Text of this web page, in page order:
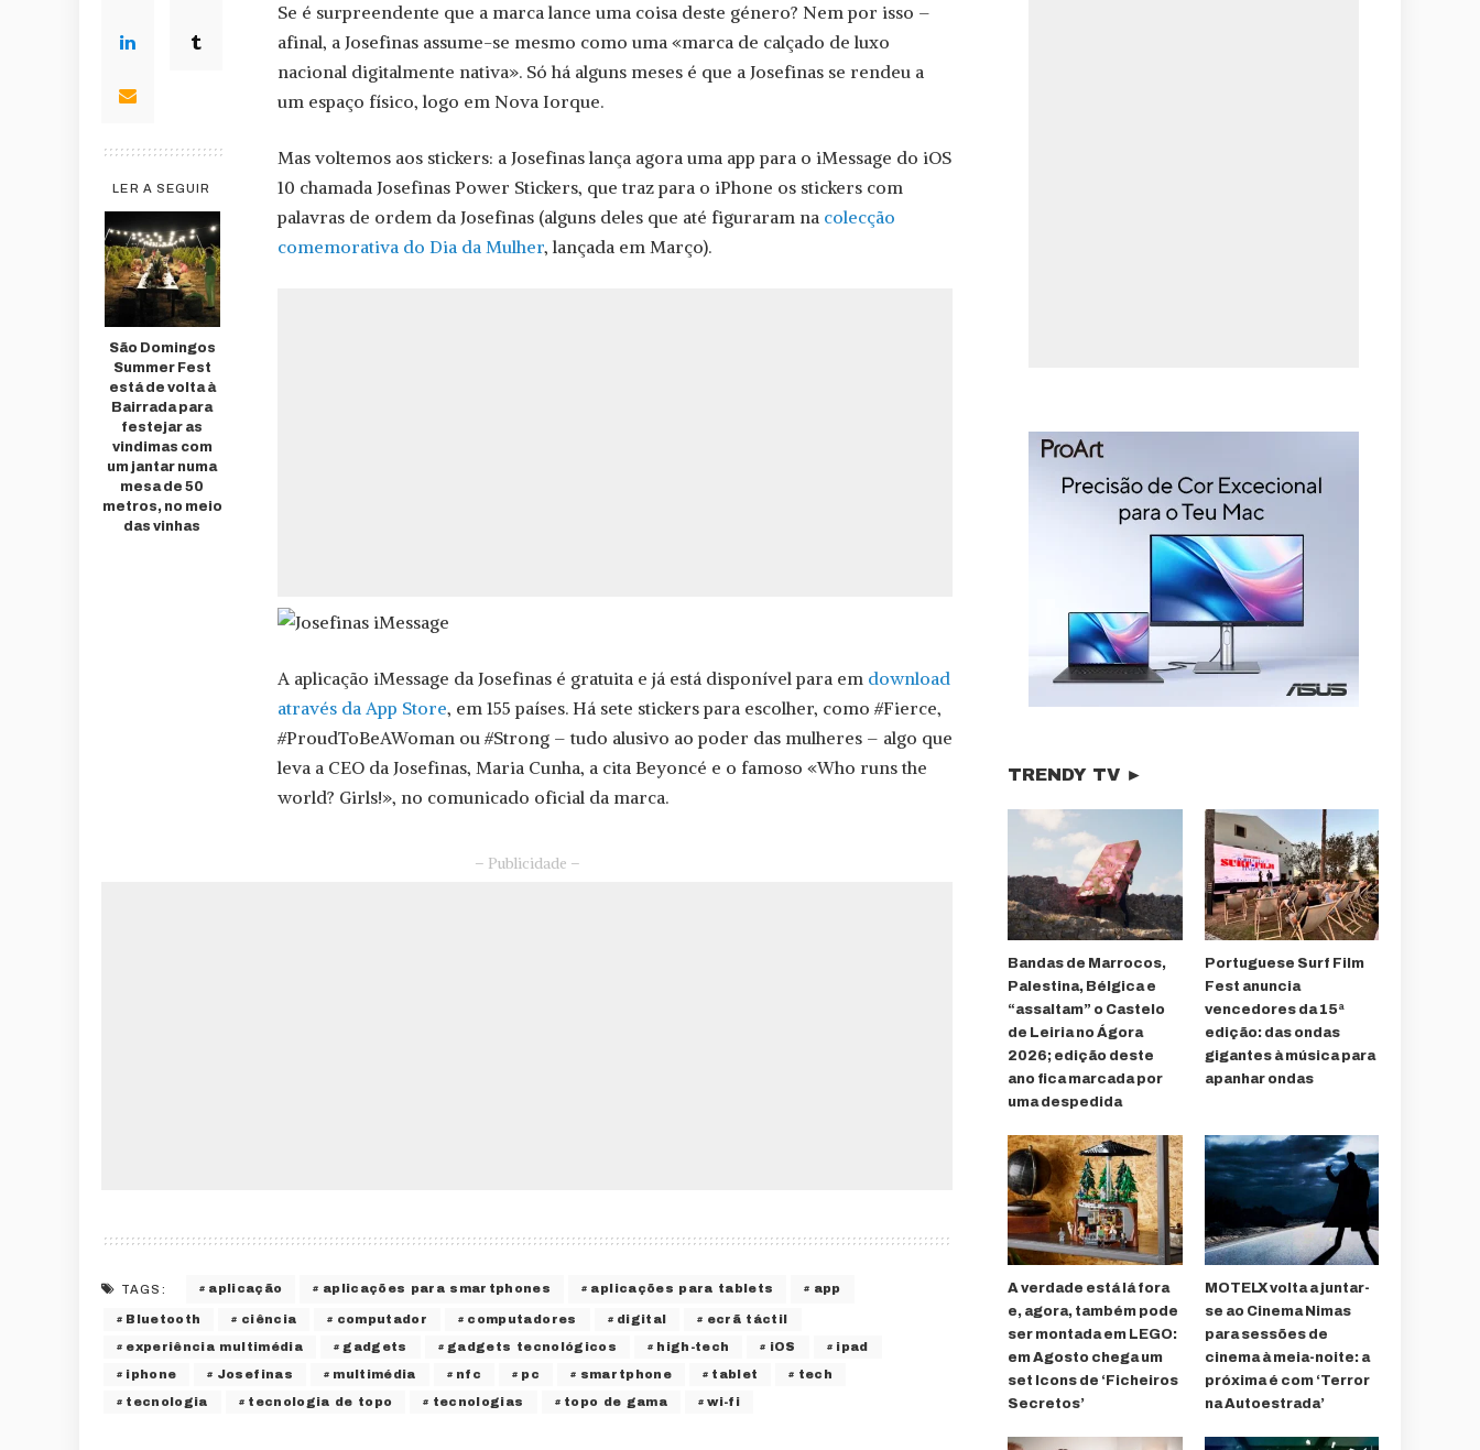
LER A SEGUIR
São Domingos
Summer Fest
está de volta à
Bairrada para
festejar as
vindimas com
um jantar numa
mesa de 50
metros, no meio
das vinhas
Se é surpreendente que a marca lance uma coisa deste género? Nem por isso –
afinal, a Josefinas assume-se mesmo como uma «marca de calçado de luxo
nacional digitalmente nativa». Só há alguns meses é que a Josefinas se rendeu a
um espaço físico, logo em Nova Iorque.
Mas voltemos aos stickers: a Josefinas lança agora uma app para o iMessage do iOS
10 chamada Josefinas Power Stickers, que traz para o iPhone os stickers com
palavras de ordem da Josefinas (alguns deles que até figuraram na colecção
comemorativa do Dia da Mulher, lançada em Março).
A aplicação iMessage da Josefinas é gratuita e já está disponível para em download
através da App Store, em 155 países. Há sete stickers para escolher, como #Fierce,
#ProudToBeAWoman ou #Strong – tudo alusivo ao poder das mulheres – algo que
leva a CEO da Josefinas, Maria Cunha, a cita Beyoncé e o famoso «Who runs the
world? Girls!», no comunicado oficial da marca.
– Publicidade –
TAGS: aplicação aplicações para smartphones aplicações para tablets app
Bluetooth ciência computador computadores digital ecrã táctil
experiência multimédia gadgets gadgets tecnológicos high-tech iOS ipad
iphone Josefinas multimédia nfc pc smartphone tablet tech
tecnologia tecnologia de topo tecnologias topo de gama wi-fi
TRENDY TV ►
Bandas de Marrocos,
Palestina, Bélgica e
“assaltam” o Castelo
de Leiria no Ágora
2026; edição deste
ano fica marcada por
uma despedida
Portuguese Surf Film
Fest anuncia
vencedores da 15ª
edição: das ondas
gigantes à música para
apanhar ondas
A verdade está lá fora
e, agora, também pode
ser montada em LEGO:
em Agosto chega um
set Icons de ‘Ficheiros
Secretos’
MOTELX volta a juntar-
se ao Cinema Nimas
para sessões de
cinema à meia-noite: a
próxima é com ‘Terror
na Autoestrada’